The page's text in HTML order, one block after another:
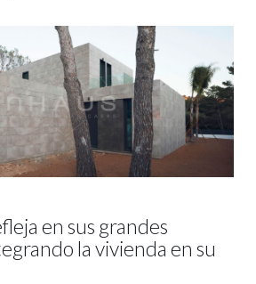
en sus grandes
la vivienda en su